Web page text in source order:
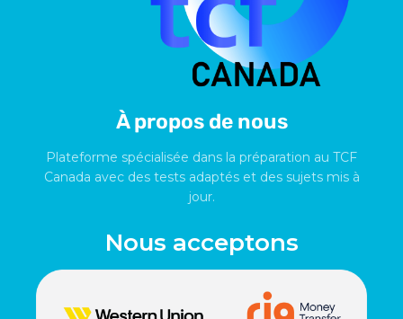
À propos de nous
Plateforme spécialisée dans la préparation au TCF
Canada avec des tests adaptés et des sujets mis à
jour.
Nous acceptons